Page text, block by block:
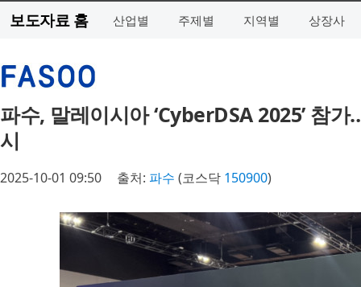
보도자료 홈 산업별 주제별 지역별 상장사
파수, 말레이시아 ‘CyberDSA 2025’ 참
시
2025-10-01 09:50 출처: 파수 (코스닥 150900)